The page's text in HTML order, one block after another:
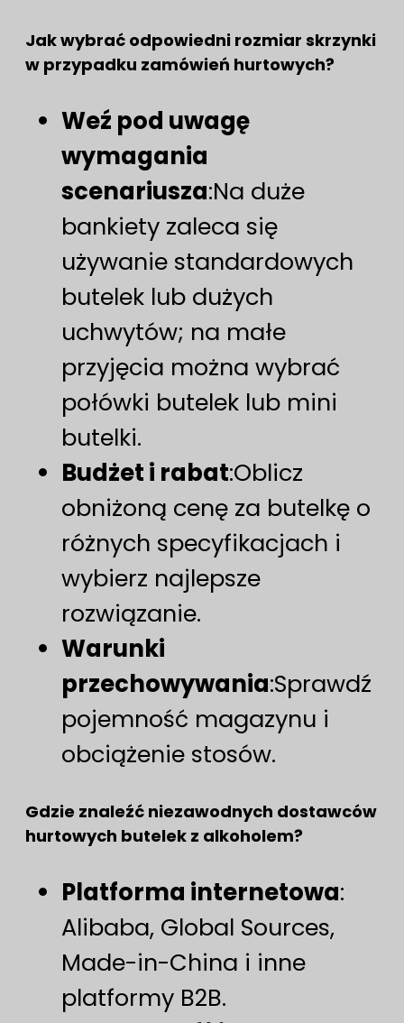
Jak wybrać odpowiedni rozmiar skrzynki
w przypadku zamówień hurtowych?
Weź pod uwagę
wymagania
scenariusza:Na duże
bankiety zaleca się
używanie standardowych
butelek lub dużych
uchwytów; na małe
przyjęcia można wybrać
połówki butelek lub mini
butelki.
Budżet i rabat:Oblicz
obniżoną cenę za butelkę o
różnych specyfikacjach i
wybierz najlepsze
rozwiązanie.
Warunki
przechowywania:Sprawdź
pojemność magazynu i
obciążenie stosów.
Gdzie znaleźć niezawodnych dostawców
hurtowych butelek z alkoholem?
Platforma internetowa:
Alibaba, Global Sources,
Made-in-China i inne
platformy B2B.